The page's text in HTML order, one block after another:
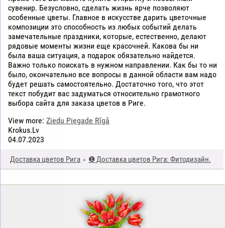
Доставка цветов Рига ❶ Доставка цветов Рига: Фитодизайн.
сувенир. Безусловно, сделать жизнь ярче позволяют
особенные цветы. Главное в искусстве дарить цветочные
композиции это способность из любых событий делать
замечательные праздники, которые, естественно, делают
рядовые моменты жизни еще красочней. Какова бы ни
была ваша ситуация, а подарок обязательно найдется.
Важно только поискать в нужном направлении. Как бы то ни
было, окончательно все вопросы в данной области вам надо
будет решать самостоятельно. Достаточно того, что этот
текст побудит вас задуматься относительно грамотного
выбора сайта для заказа цветов в Риге.
View more: Ziedu Piegade Rīgā
Krokus.Lv
04.07.2023